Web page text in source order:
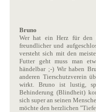
Bruno
Wer hat ein Herz für den
freundlicher und
versteht sich mit den
Futter geht muss man
händelbar ;-) Wir haben
anderen Tierschutzverein
wirkt. Bruno ist lustig,
Behinderung (Blindheit)
sich super an seinen
möchte den herzlichen